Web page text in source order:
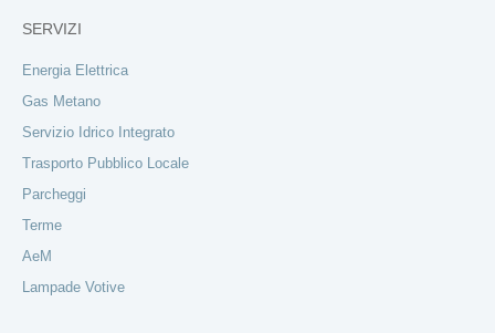
SERVIZI
Energia Elettrica
Gas Metano
Servizio Idrico Integrato
Trasporto Pubblico Locale
Parcheggi
Terme
AeM
Lampade Votive